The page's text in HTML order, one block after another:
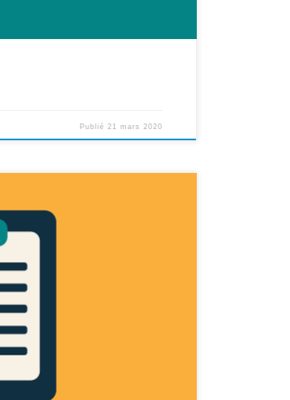
Publié 21 mars 2020
vous pouvez vous renseigner sur
www.cidj.com
www.nouvelle-voiepro.fr
ci dessus la brochure 2020
Elle vous renseigne sur les